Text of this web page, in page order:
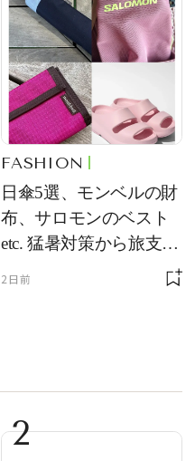
FASHION
日傘5選、モンベルの財
布、サロモンのベスト
etc. 猛暑対策から旅支度
まで！ ｜今週の人気記
2日前
2